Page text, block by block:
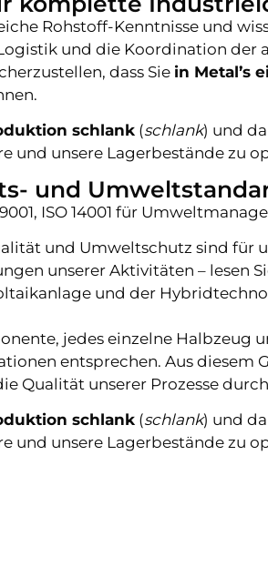
Rohstoff-Kenntnisse und
und die Koordination der
dass Sie in Metal’s
schlank (schlank) und
und unsere Lagerbestände zu
und
ISO 14001 für
und Umweltschutz sind für
unserer Aktivitäten – lesen
und der
jedes einzelne Halbzeug
entsprechen. Aus diesem
Qualität unserer Prozesse
schlank (schlank) und
und unsere Lagerbestände zu